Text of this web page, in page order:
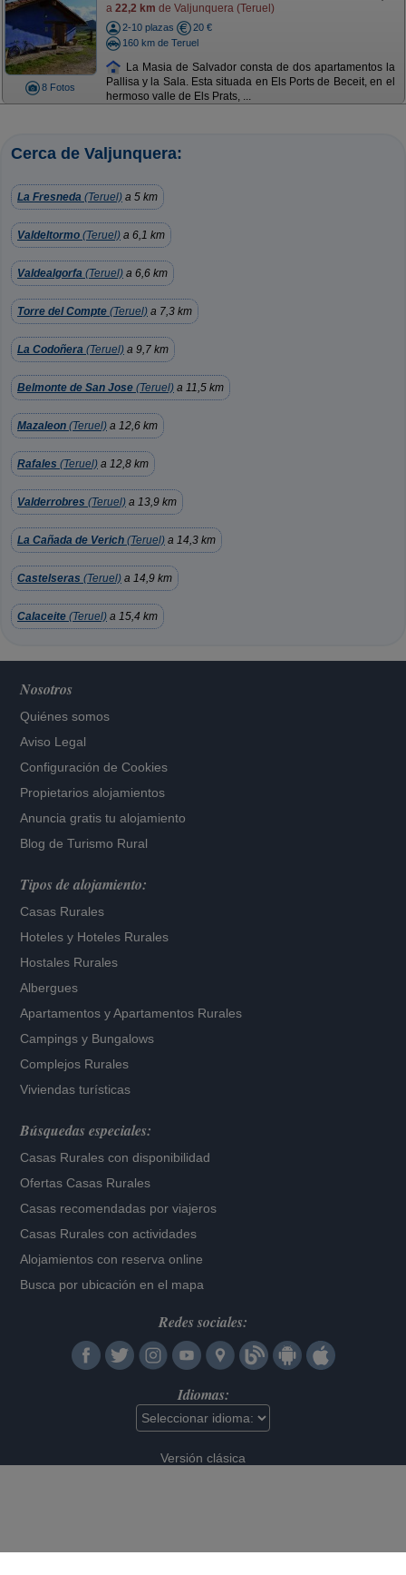
8 Fotos
a 22,2 km de Valjunquera (Teruel)
2-10 plazas
20 €
160 km de Teruel
La Masia de Salvador consta de dos apartamentos la
Pallisa y la Sala. Esta situada en Els Ports de Beceit, en el
hermoso valle de Els Prats, ...
Cerca de Valjunquera:
La Fresneda (Teruel) a 5 km
Valdeltormo (Teruel) a 6,1 km
Valdealgorfa (Teruel) a 6,6 km
Torre del Compte (Teruel) a 7,3 km
La Codoñera (Teruel) a 9,7 km
Belmonte de San Jose (Teruel) a 11,5 km
Mazaleon (Teruel) a 12,6 km
Rafales (Teruel) a 12,8 km
Valderrobres (Teruel) a 13,9 km
La Cañada de Verich (Teruel) a 14,3 km
Castelseras (Teruel) a 14,9 km
Calaceite (Teruel) a 15,4 km
Nosotros
Quiénes somos
Aviso Legal
Configuración de Cookies
Propietarios alojamientos
Anuncia gratis tu alojamiento
Blog de Turismo Rural
Tipos de alojamiento:
Casas Rurales
Hoteles y Hoteles Rurales
Hostales Rurales
Albergues
Apartamentos yApartamentos Rurales
Campings y Bungalows
Complejos Rurales
Viviendas turísticas
Búsquedas especiales:
Casas Rurales con disponibilidad
Ofertas Casas Rurales
Casas recomendadas por viajeros
Casas Rurales con actividades
Alojamientos con reserva online
Busca por ubicación en el mapa
Redes sociales:
Idiomas:
Versión clásica